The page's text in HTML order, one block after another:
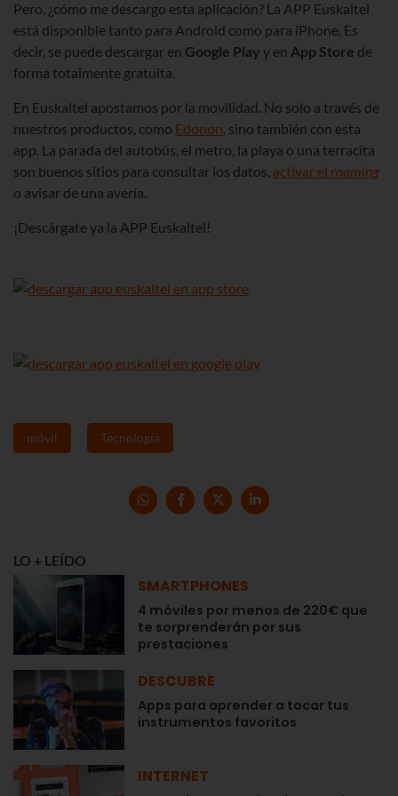
Pero, ¿cómo me descargo esta aplicación? La APP Euskaltel
está disponible tanto para Android como para iPhone. Es
decir, se puede descargar en Google Play y en App Store de
forma totalmente gratuita.
En Euskaltel apostamos por la movilidad. No solo a través de
nuestros productos, como Edonon , sino también con esta
app. La parada del autobús, el metro, la playa o una terracita
son buenos sitios para consultar los datos, activar el roaming
o avisar de una avería.
¡Descárgate ya la APP Euskaltel!
móvil Tecnología
LO + LEÍDO
SMARTPHONES
4 móviles por menos de 220€ que
te sorprenderán por sus
prestaciones
DESCUBRE
Apps para aprender a tocar tus
instrumentos favoritos
INTERNET